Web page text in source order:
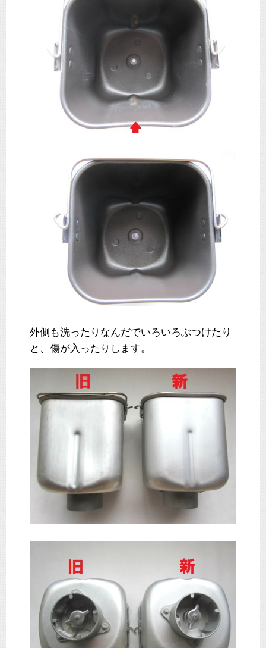
外側も洗ったりなんだでいろいろぶつけたり
と、傷が入ったりします。